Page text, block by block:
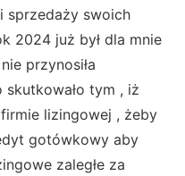
sprzedaży swoich
2024 już był dla mnie
przynosiła
skutkowało tym , iż
lizingowej , żeby
gotówkowy aby
zaległe za